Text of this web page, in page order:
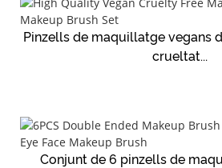
Pinzells de maquillatge vegans
crueltat...
Conjunt de 6 pinzells de